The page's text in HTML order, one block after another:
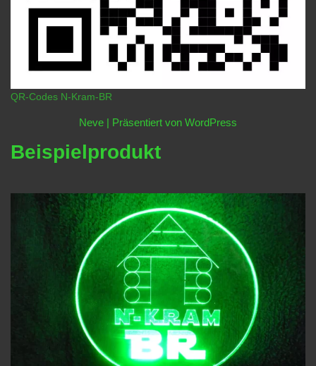
QR-Codes N-Kram-BR
Neve | Präsentiert von WordPress
Beispielprodukt